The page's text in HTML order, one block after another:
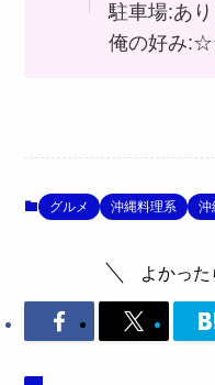
駐車場:あり
俺の好
グルメ 沖縄料理系 沖
よかった